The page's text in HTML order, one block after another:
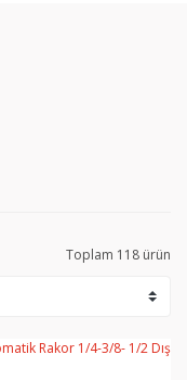
Toplam 118 ürün